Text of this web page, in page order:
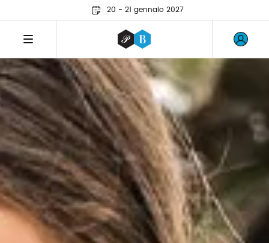
20 - 21 gennaio 2027